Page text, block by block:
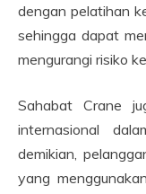
dengan pelatihan
sehingga dapat
mengurangi risiko
Sahabat Crane
internasional
demikian,
yang